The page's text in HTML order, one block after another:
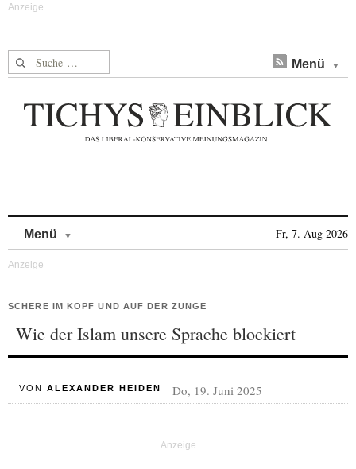
Suche nach: Menü
Menü Fr, 7. Aug 2026
SCHERE IM KOPF UND AUF DER ZUNGE
Wie der Islam unsere Sprache blockiert
VON ALEXANDER HEIDEN Do, 19. Juni 2025